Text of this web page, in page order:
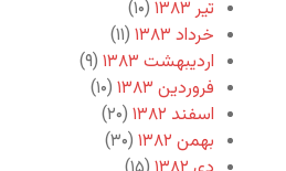
تیر ۱۳۸۳
(۱۰)
خرداد ۱۳۸۳
(۱۱)
اردیبهشت ۱۳۸۳
(۹)
فروردین ۱۳۸۳
(۱۰)
اسفند ۱۳۸۲
(۲۰)
بهمن ۱۳۸۲
(۳۰)